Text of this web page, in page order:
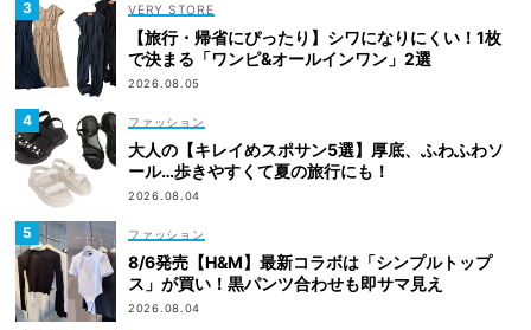
VERY STORE
【旅行・帰省にぴったり】シワになりにくい！1枚
で決まる「ワンピ&オールインワン」2選
2026.08.05
ファッション
大人の【キレイめスポサン5選】厚底、ふわふわソ
ール…歩きやすくて夏の旅行にも！
2026.08.04
ファッション
8/6発売【H&M】最新コラボは「シンプルトップ
ス」が買い！黒パンツ合わせも即サマ見え
2026.08.04